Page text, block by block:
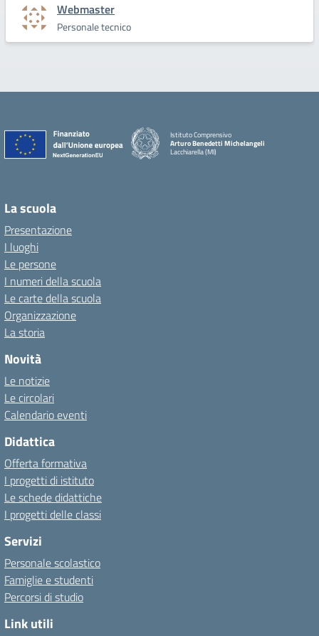
Webmaster
Personale tecnico
Istituto Comprensivo
Arturo Benedetti Michelangeli
Lacchiarella (MI)
La scuola
Presentazione
I luoghi
Le persone
I numeri della scuola
Le carte della scuola
Organizzazione
La storia
Novità
Le notizie
Le circolari
Calendario eventi
Didattica
Offerta formativa
I progetti di istituto
Le schede didattiche
I progetti delle classi
Servizi
Personale scolastico
Famiglie e studenti
Percorsi di studio
Link utili